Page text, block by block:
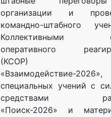
организации и
командно-штабного
Коллективными
оперативного
(КСОР)
«Взаимодействие-2026»,
специальных учений с
средствами
«Поиск-2026» и